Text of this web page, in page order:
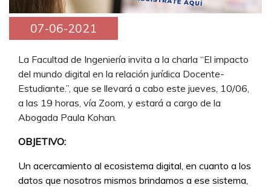
07-06-2021
La Facultad de Ingeniería invita a la charla “El impacto
del mundo digital en la relación jurídica Docente-
Estudiante.”, que se llevará a cabo este jueves, 10/06,
a las 19 horas, vía Zoom, y estará a cargo de la
Abogada Paula Kohan.
OBJETIVO:
Un acercamiento al ecosistema digital, en cuanto a los
datos que nosotros mismos brindamos a ese sistema,